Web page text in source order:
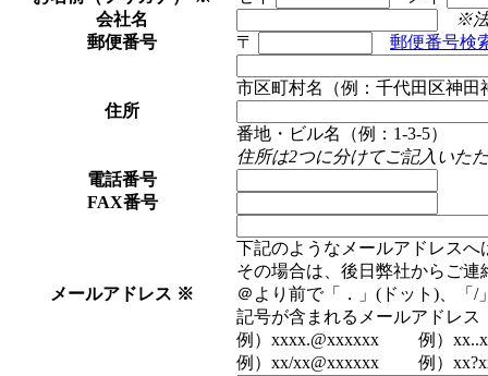
会社名
※
郵便番号
〒 郵便番号検
住所
市区町村名（例：千代田区神田
番地・ビル名（例：1-3-5）
住所は2つに分けてご記入いた
電話番号
FAX番号
メールアドレス ※
下記のようなメールアドレス
その場合は、後日弊社からご連
＠より前で「．」(ドット)、「/
記号が含まれるメールアドレス
例）xxxx.@xxxxxx 例）
例）xx/xx@xxxxxx 例）